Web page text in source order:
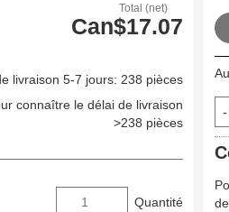
Total (net)
Can$17.07
livraison 5-7 jours: 238 pièces
connaître le délai de livraison
>238 pièces
Quantité